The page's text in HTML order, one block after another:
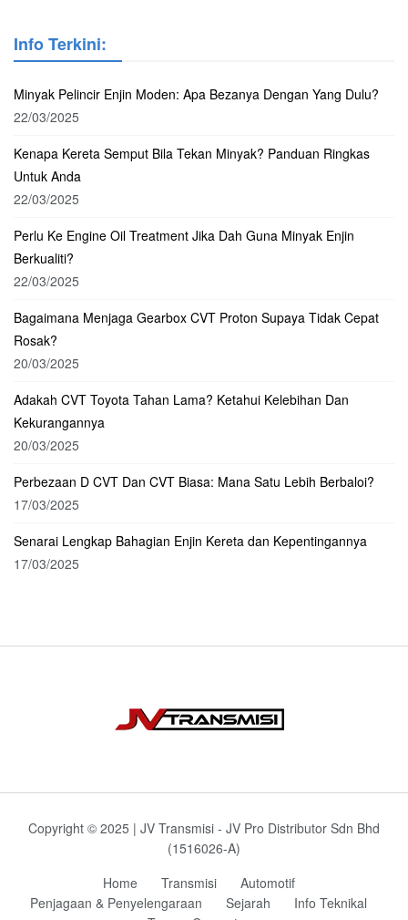
Info Terkini:
Minyak Pelincir Enjin Moden: Apa Bezanya Dengan Yang Dulu?
22/03/2025
Kenapa Kereta Semput Bila Tekan Minyak? Panduan Ringkas
Untuk Anda
22/03/2025
Perlu Ke Engine Oil Treatment Jika Dah Guna Minyak Enjin
Berkualiti?
22/03/2025
Bagaimana Menjaga Gearbox CVT Proton Supaya Tidak Cepat
Rosak?
20/03/2025
Adakah CVT Toyota Tahan Lama? Ketahui Kelebihan Dan
Kekurangannya
20/03/2025
Perbezaan D CVT Dan CVT Biasa: Mana Satu Lebih Berbaloi?
17/03/2025
Senarai Lengkap Bahagian Enjin Kereta dan Kepentingannya
17/03/2025
Copyright © 2025 | JV Transmisi - JV Pro Distributor Sdn Bhd
(1516026-A)
Home
Transmisi
Automotif
Penjagaan & Penyelengaraan
Sejarah
Info Teknikal